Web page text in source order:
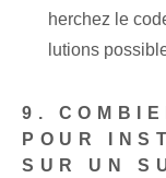
herchez le
lutions
9.
POUR
SUR UN